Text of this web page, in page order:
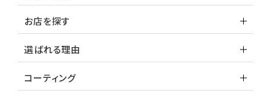
お店を探す
選ばれる理由
コーティング